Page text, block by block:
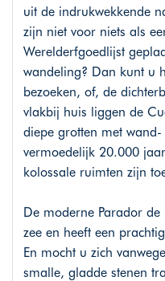
uit de indrukwekkende
zijn niet voor niets als
Werelderfgoedlijst
wandeling? Dan kunt u
bezoeken, of, de
vlakbij huis liggen de
diepe grotten met
vermoedelijk 20.000
kolossale ruimten zijn
De moderne Parador
zee en heeft een
En mocht u zich
smalle, gladde stenen